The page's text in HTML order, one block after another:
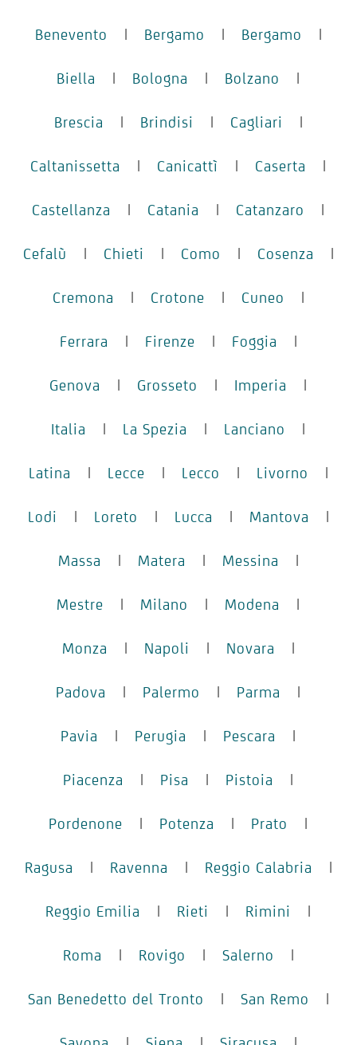
Benevento | Bergamo | Bergamo |
Biella | Bologna | Bolzano |
Brescia | Brindisi | Cagliari |
Caltanissetta | Canicattì | Caserta |
Castellanza | Catania | Catanzaro |
Cefalù | Chieti | Como | Cosenza |
Cremona | Crotone | Cuneo |
Ferrara | Firenze | Foggia |
Genova | Grosseto | Imperia |
Italia | La Spezia | Lanciano |
Latina | Lecce | Lecco | Livorno |
Lodi | Loreto | Lucca | Mantova |
Massa | Matera | Messina |
Mestre | Milano | Modena |
Monza | Napoli | Novara |
Padova | Palermo | Parma |
Pavia | Perugia | Pescara |
Piacenza | Pisa | Pistoia |
Pordenone | Potenza | Prato |
Ragusa | Ravenna | Reggio Calabria |
Reggio Emilia | Rieti | Rimini |
Roma | Rovigo | Salerno |
San Benedetto del Tronto | San Remo |